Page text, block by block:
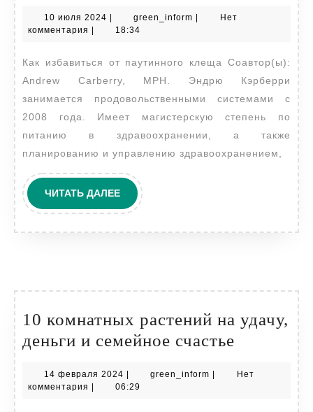
от
клеща
10 июля 2024 10
июля
green_inform green_inform
Нет
комментария
18:34
Как избавиться от паутинного клеща Соавтор(ы):
Andrew Carberry, MPH. Эндрю Кэрберри
занимается продовольственными системами с
2008 года. Имеет магистерскую степень по
питанию в здравоохранении, а также
планированию и управлению здравоохранением,
ЧИТАТЬ ДАЛЕЕЧИТАТЬ
ДАЛЕЕ
10 комнатных растений на удачу,
деньги и семейное счастье
растений
14 февраля 2024 14
февраля
| green_inform green_inform
|
Нет
комментария | 06:29